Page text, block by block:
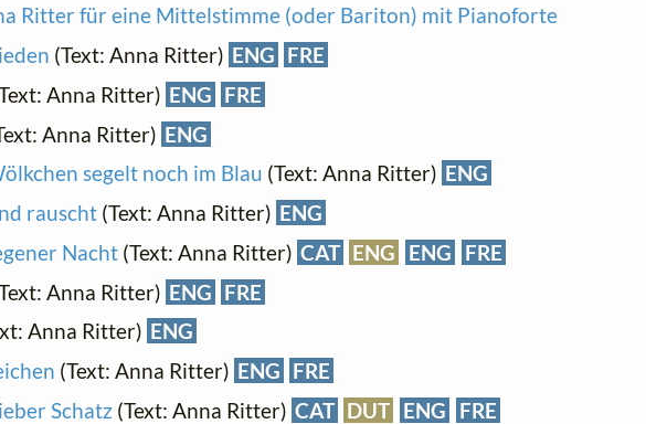
Ritter für eine Mittelstimme (oder Bariton) mit Pianoforte
(Text: Anna Ritter) ENG FRE
Anna Ritter) ENG FRE
Anna Ritter) ENG
segelt noch im Blau (Text: Anna Ritter) ENG
rauscht(Text: Anna Ritter) ENG
Nacht(Text: Anna Ritter) CAT ENG ENG
FRE
Anna Ritter) ENG FRE
Anna Ritter) ENG
(Text: Anna Ritter) ENG FRE
Schatz (Text: Anna Ritter) CAT DUT ENG
FRE